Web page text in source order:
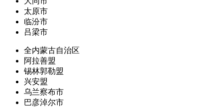
太原市
临汾市
吕梁市
全内蒙古自治区
阿拉善盟
锡林郭勒盟
兴安盟
乌兰察布市
巴彦淖尔市